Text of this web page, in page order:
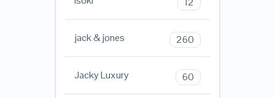
jack & jones 260
Jacky Luxury 60